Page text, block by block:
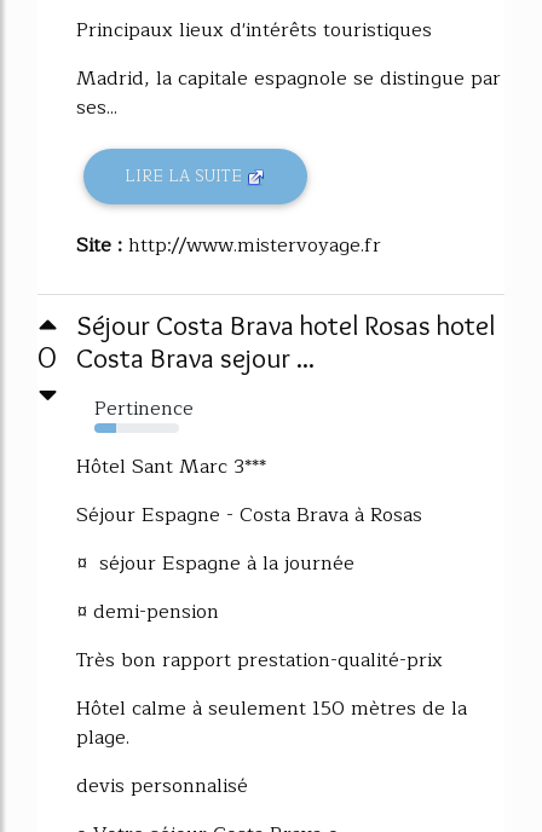
Principaux lieux d'intérêts touristiques
Madrid, la capitale espagnole se distingue par
ses...
LIRE LA SUITE
Site :http://www.mistervoyage.fr
0
Séjour Costa Brava hotel Rosas hotel
Costa Brava sejour ...
Pertinence
26%
Hôtel Sant Marc 3***
Séjour Espagne - Costa Brava à Rosas
¤ séjour Espagne à la journée
¤ demi-pension
Très bon rapport prestation-qualité-prix
Hôtel calme à seulement 150 mètres de la
plage.
devis personnalisé